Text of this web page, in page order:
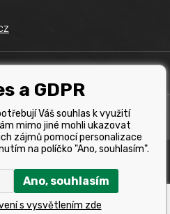
Havířov. Všechna pravá
a GDPR
Váš souhlas k využití
mimo jiné mohli ukazovat
zájmů pomocí personalizace
na políčko "Ano, souhlasím".
Ano, souhlasím
s vysvětlením zde